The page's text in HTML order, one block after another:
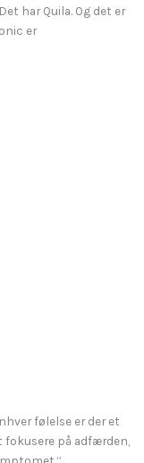
har Quila. Og det er
er
følelse er der et
fokusere på adfærden,